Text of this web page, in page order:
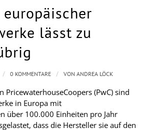
lässt zu
PricewaterhouseCoopers (PwC) sind
in Europa mit
über 100.000 Einheiten pro Jahr
dass die Hersteller sie auf den
/ 0 KOMMENTARE / VONANDREA LÖCK